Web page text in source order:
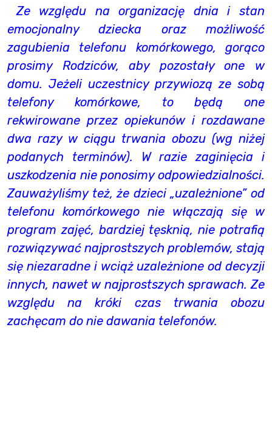
Ze względu na organizację dnia i stan
emocjonalny dziecka oraz możliwość
zagubienia telefonu komórkowego, gorąco
prosimy Rodziców, aby pozostały one w
domu. Jeżeli uczestnicy przywiozą ze sobą
telefony komórkowe, to będą one
rekwirowane przez opiekunów i rozdawane
dwa razy w ciągu trwania obozu (wg niżej
podanych terminów). W razie zaginięcia i
uszkodzenia nie ponosimy odpowiedzialności.
Zauważyliśmy też, że dzieci „uzależnione” od
telefonu komórkowego nie włączają się w
program zajęć, bardziej tęsknią, nie potrafią
rozwiązywać najprostszych problemów, stają
się niezaradne i wciąż uzależnione od decyzji
innych, nawet w najprostszych sprawach. Ze
względu na króki czas trwania obozu
zachęcam do nie dawania telefonów.